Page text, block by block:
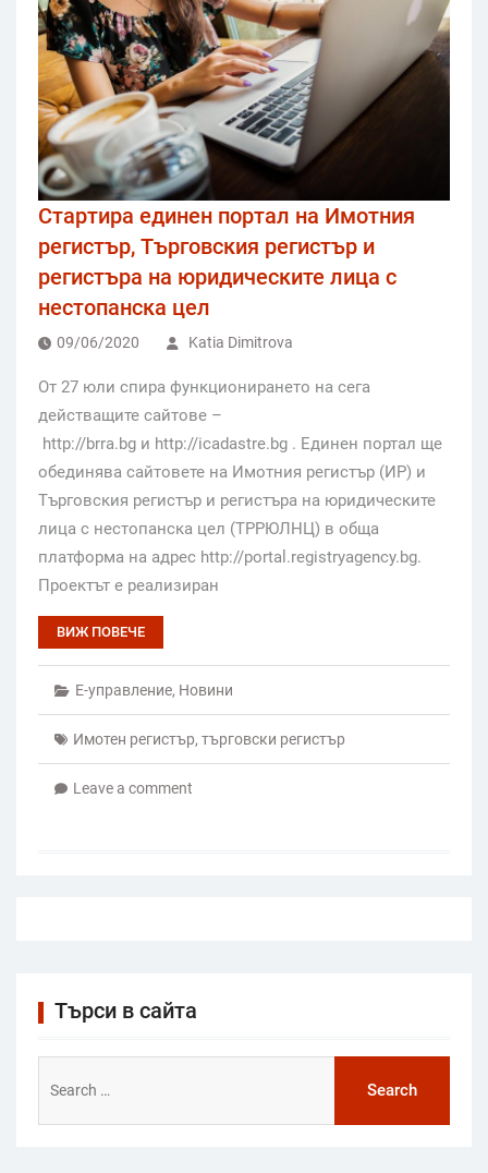
Стартира единен портал на Имотния
регистър, Търговския регистър и
регистъра на юридическите лица с
нестопанска цел
09/06/2020 Katia Dimitrova
От 27 юли спира функционирането на сега
действащите сайтове –
http://brra.bg и http://icadastre.bg . Единен портал ще
обединява сайтовете на Имотния регистър (ИР) и
Търговския регистър и регистъра на юридическите
лица с нестопанска цел (ТРРЮЛНЦ) в обща
платформа на адрес http://portal.registryagency.bg.
Проектът е реализиран
ВИЖ ПОВЕЧЕ
Е-управление, Новини
Имотен регистър, търговски регистър
Leave a comment
Търси в сайта
for: